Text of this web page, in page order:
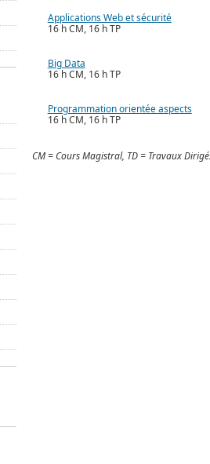
Applications Web et sécurité
16 h CM, 16 h TP
Big Data
16 h CM, 16 h TP
Programmation orientée aspects
16 h CM, 16 h TP
CM = Cours Magistral, TD = Travaux